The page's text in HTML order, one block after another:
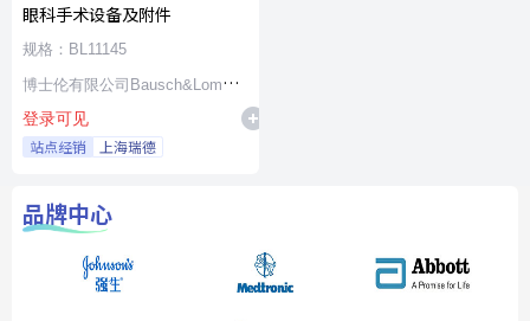
眼科手术设备及附件
规格：BL11145
博士伦有限公司Bausch&Lomb
Incorporated
登录可见
站点经销 上海瑞德
品牌中心